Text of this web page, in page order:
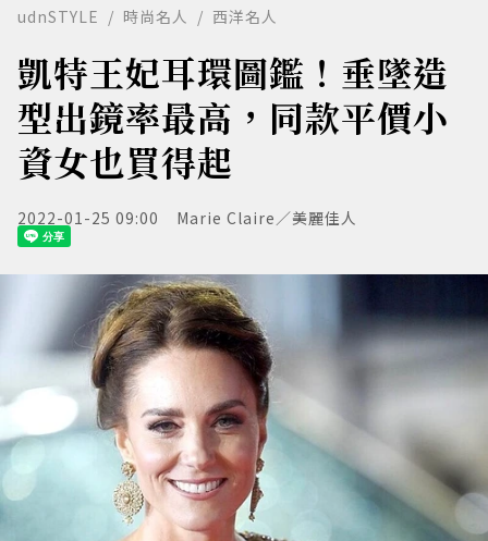
udnSTYLE 時尚名人 西洋名人
凱特王妃耳環圖鑑！垂墜造
型出鏡率最高，同款平價小
資女也買得起
2022-01-25 09:00 Marie Claire／美麗佳人